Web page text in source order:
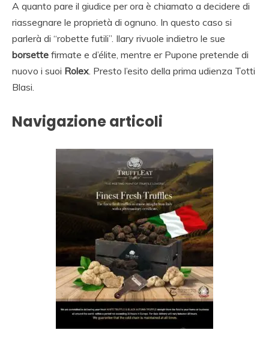
A quanto pare il giudice per ora è chiamato a decidere di
riassegnare le proprietà di ognuno. In questo caso si
parlerà di “robette futili”. Ilary rivuole indietro le sue
borsette firmate e d’élite, mentre er Pupone pretende di
nuovo i suoi Rolex . Presto l’esito della prima udienza Totti
Blasi.
Navigazione articoli